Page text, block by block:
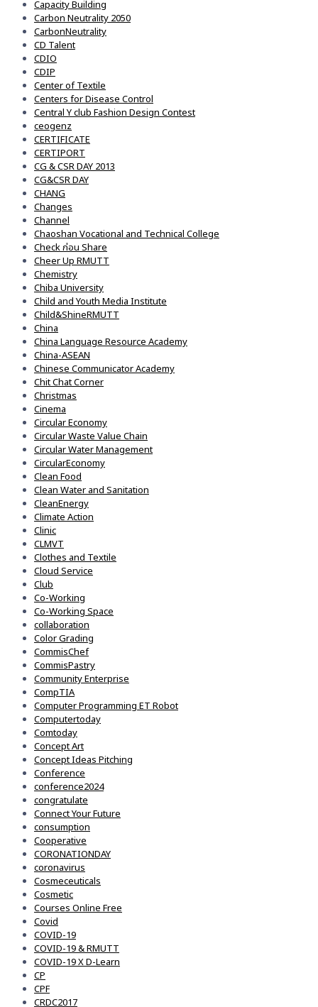
Capacity Building
Carbon Neutrality 2050
CarbonNeutrality
CD Talent
CDIO
CDIP
Center of Textile
Centers for Disease Control
Central Y club Fashion Design Contest
ceogenz
CERTIFICATE
CERTIPORT
CG & CSR DAY 2013
CG&CSR DAY
CHANG
Changes
Channel
Chaoshan Vocational and Technical College
Check ก่อน Share
Cheer Up RMUTT
Chemistry
Chiba University
Child and Youth Media Institute
Child&ShineRMUTT
China
China Language Resource Academy
China-ASEAN
Chinese Communicator Academy
Chit Chat Corner
Christmas
Cinema
Circular Economy
Circular Waste Value Chain
Circular Water Management
CircularEconomy
Clean Food
Clean Water and Sanitation
CleanEnergy
Climate Action
Clinic
CLMVT
Clothes and Textile
Cloud Service
Club
Co-Working
Co-Working Space
collaboration
Color Grading
CommisChef
CommisPastry
Community Enterprise
CompTIA
Computer Programming ET Robot
Computertoday
Comtoday
Concept Art
Concept Ideas Pitching
Conference
conference2024
congratulate
Connect Your Future
consumption
Cooperative
CORONATIONDAY
coronavirus
Cosmeceuticals
Cosmetic
Courses Online Free
Covid
COVID-19
COVID-19 & RMUTT
COVID-19 X D-Learn
CP
CPF
CRDC2017